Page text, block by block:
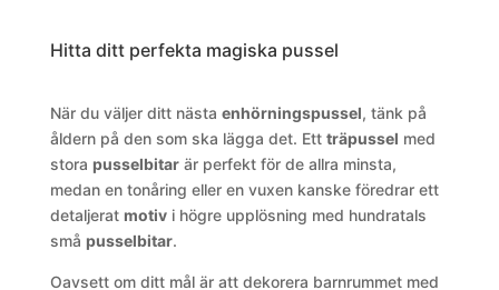
Hitta ditt perfekta magiska pussel
När du väljer ditt nästa enhörningspussel, tänk på
åldern på den som ska lägga det. Ett träpussel med
stora pusselbitarär perfekt för de allra minsta,
medan en tonåring eller en vuxen kanske föredrar ett
detaljerat motivi högre upplösning med hundratals
små pusselbitar.
Oavsett om ditt mål är att dekorera barnrummet med